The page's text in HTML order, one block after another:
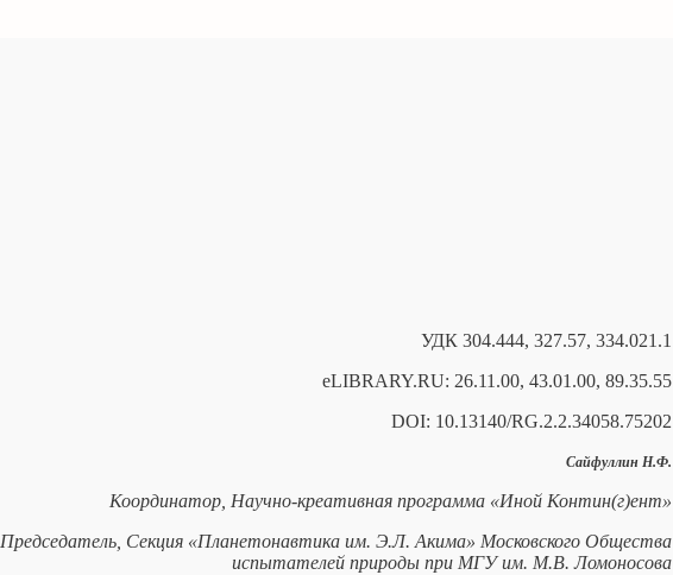
УДК 304.444, 327.57, 334.021.1
eLIBRARY.RU: 26.11.00, 43.01.00, 89.35.55
DOI: 10.13140/RG.2.2.34058.75202
Сайфуллин Н.Ф.
Координатор, Научно-креативная программа «Иной Контин(г)ент»
Председатель, Секция «Планетонавтика им. Э.Л. Акима» Московского Общества
испытателей природы при МГУ им. М.В. Ломоносова